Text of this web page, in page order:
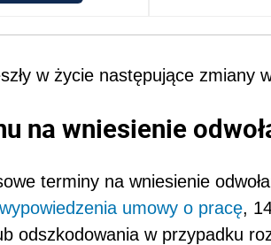
w życie następujące zmiany
na wniesienie
terminy na wniesienie
umowy o pracę,
odszkodowania w przypadku